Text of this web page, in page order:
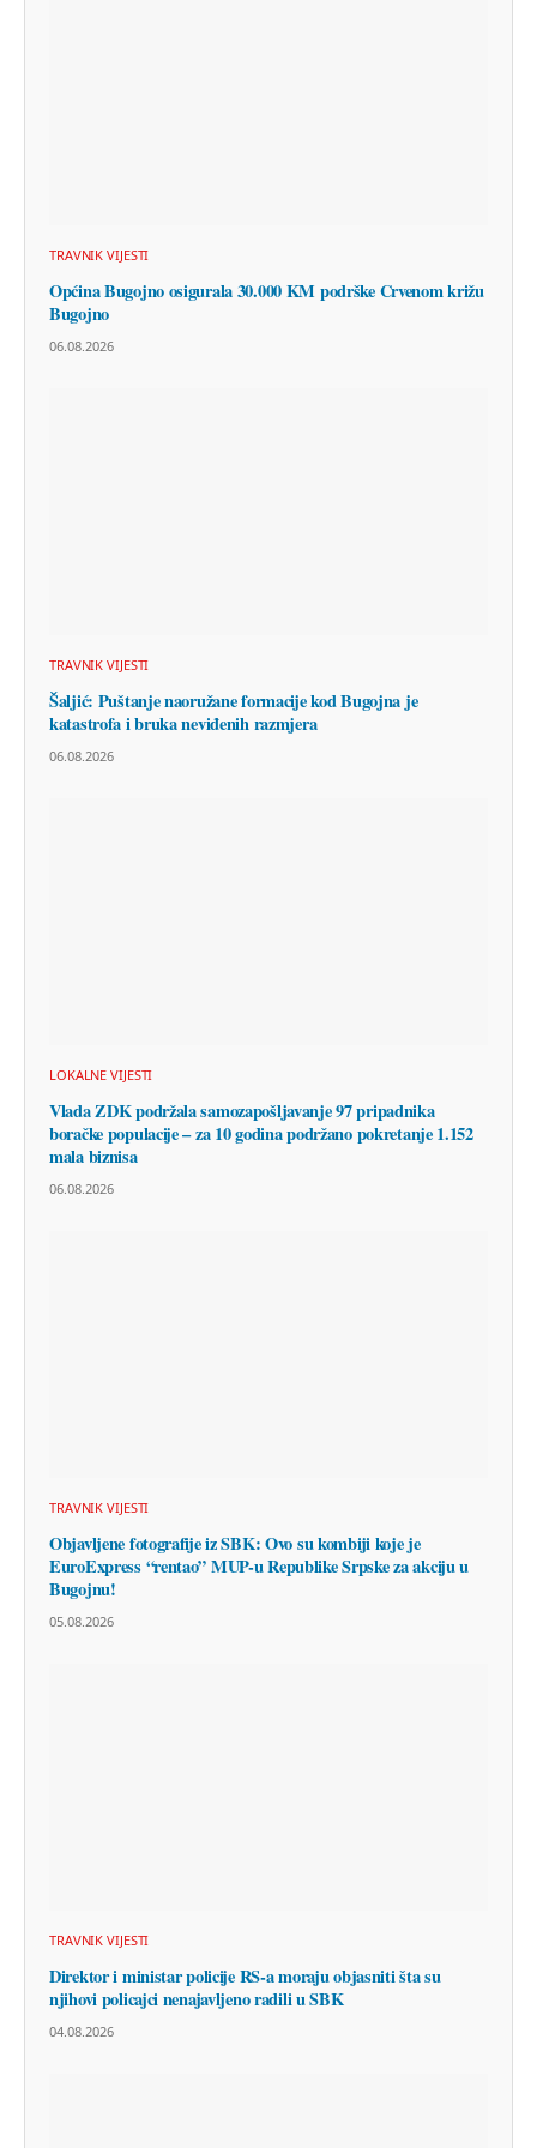
TRAVNIK VIJESTI
Općina Bugojno osigurala 30.000 KM podrške Crvenom križu
Bugojno
06.08.2026
TRAVNIK VIJESTI
Šaljić: Puštanje naoružane formacije kod Bugojna je
katastrofa i bruka neviđenih razmjera
06.08.2026
LOKALNE VIJESTI
Vlada ZDK podržala samozapošljavanje 97 pripadnika
boračke populacije – za 10 godina podržano pokretanje 1.152
mala biznisa
06.08.2026
TRAVNIK VIJESTI
Objavljene fotografije iz SBK: Ovo su kombiji koje je
EuroExpress “rentao” MUP-u Republike Srpske za akciju u
Bugojnu!
05.08.2026
TRAVNIK VIJESTI
Direktor i ministar policije RS-a moraju objasniti šta su
njihovi policajci nenajavljeno radili u SBK
04.08.2026